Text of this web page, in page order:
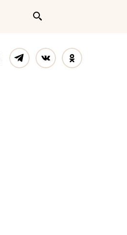
ТелеграмВконтакте